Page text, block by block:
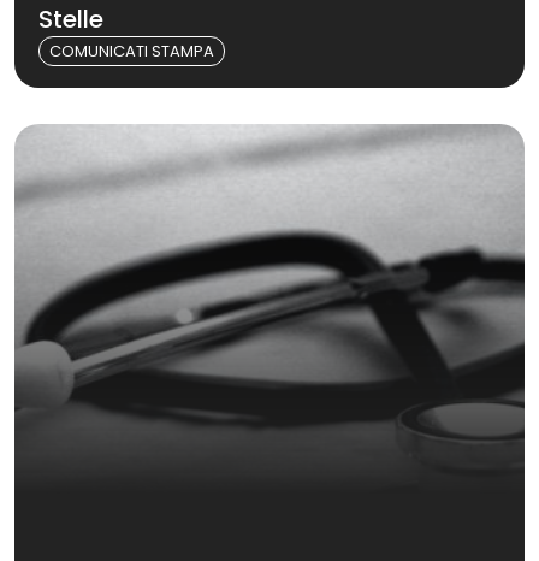
Stelle
COMUNICATI STAMPA